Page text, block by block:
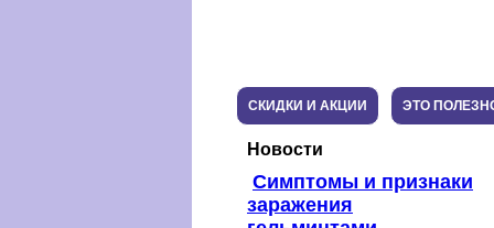
СКИДКИ И АКЦИИ ЭТО
Новости
Симптомы и признаки
заражения